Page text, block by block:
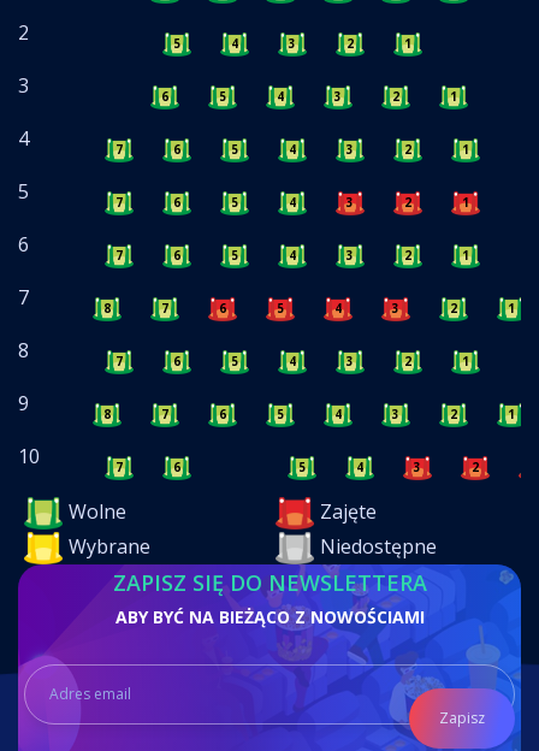
2 5 4 3 2 1
3 6 5 4 3 2 1
4 7 6 5 4 3 2 1
5 7 6 5 4 3 2 1
6 7 6 5 4 3 2 1
7 8 7 6 5 4 3 2 1
8 7 6 5 4 3 2 1
9 8 7 6 5 4 3 2 1
10 7 6 5 4 3 2
Wolne
Zajęte
Wybrane
Niedostępne
ZAPISZ SIĘ DO NEWSLETTERA
ABY BYĆ NA BIEŻĄCO Z NOWOŚCIAMI
Zapisz